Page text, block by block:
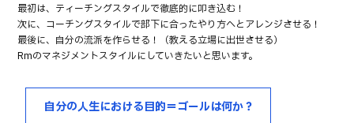
最初は、ティーチングスタイルで徹底的に叩き込む！
次に、コーチングスタイルで部下に合ったやり方へとアレンジさせる！
最後に、自分の流派を作らせる！（教える立場に出世させる）
Rmのマネジメントスタイルにしていきたいと思います。
自分の人生における目的＝ゴールは何か？